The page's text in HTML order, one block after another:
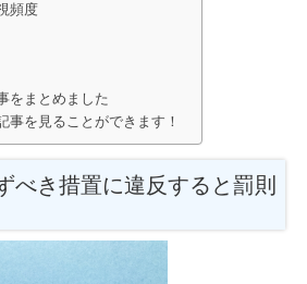
頻度
をまとめました
事を見ることができます！
べき措置に違反すると罰則